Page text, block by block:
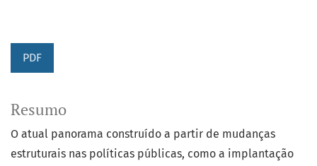
PDF
Resumo
O atual panorama construído a partir de mudanças
estruturais nas políticas públicas, como a implantação